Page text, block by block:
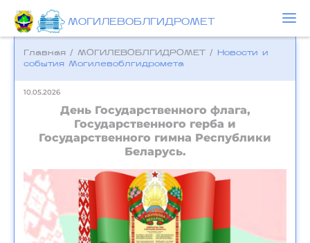
МОГИЛЕВОБЛГИДРОМЕТ
Главная / МОГИЛЕВОБЛГИДРОМЕТ /
Новости и
события Могилевоблгидромета
10.05.2026
День Государственного флага,
Государственного герба и
Государственного гимна Республики
Беларусь.